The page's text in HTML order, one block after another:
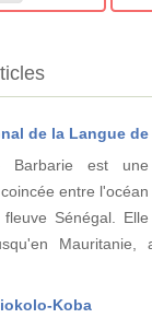
de la Langue de
Barbarie est une
entre l'océan
Sénégal. Elle
Mauritanie,
Koba